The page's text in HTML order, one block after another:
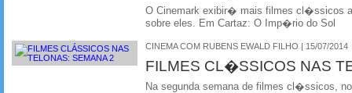
O Cinemark exibir� mais filmes cl�ssicos
sobre eles. Em Cartaz: O Imp�rio do Sol
CINEMA COM RUBENS EWALD FILHO | 15/07/2014
FILMES CL�SSICOS NAS
Na segunda semana de filmes cl�ssicos,